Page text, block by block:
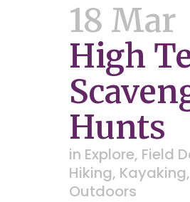
18 Mar
High
Hunts
in Explore, Field
Hiking, Kayaking,
Outdoors